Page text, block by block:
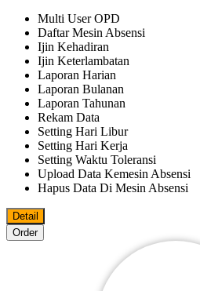
Multi User OPD
Daftar Mesin Absensi
Ijin Kehadiran
Ijin Keterlambatan
Laporan Harian
Laporan Bulanan
Laporan Tahunan
Rekam Data
Setting Hari Libur
Setting Hari Kerja
Setting Waktu Toleransi
Upload Data Kemesin Absensi
Hapus Data Di Mesin Absensi
Detail
Order